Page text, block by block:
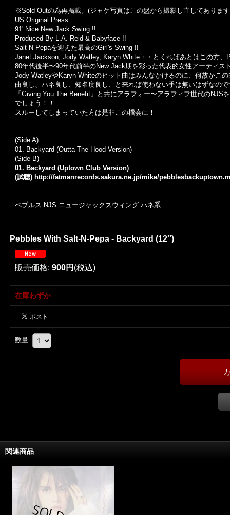
※Sold Outの為再掲載。(ジャケ写真はこの盤から撮影し直してありま
US Original Press.
91' Nice New Jack Swing !!
Produced By L.A. Reid & Babyface !!
Salt N Pepaを迎えた最高のGirl's Swing !!
Janet Jackson, Jody Watley, Karyn White・・とくればあとはこの方、
80年代後半〜90年代前半のNew Jack期を彩った代表的女性アーティス
Jody WatleyやKaryn Whiteのヒット曲はみんなかけるのに、何故かこ
曲良し、ハネ良し、知名度良し、と来れば使わない手は無いはずなの
「Giving You The Benefit」と共にアラフォー〜アラフィフ世代の
でしょう！！
スルーしてしまっていた方は是非この機会に！
(Side A)
01. Backyard (Outta The Hood Version)
(Side B)
01. Backyard (Uptown Club Version)
(試聴) http://fatmanrecords.sakura.ne.jp/mike/
ペブルス NJS ニュージャックスウィング ハネ系
Pebbles With Salt-N-Pepa - Backyard (12'')
販売価格: 900円 (税込)
在庫わずか
数量:
関連商品